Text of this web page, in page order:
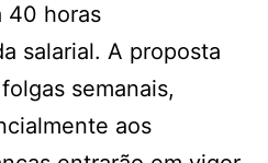
40 horas
salarial. A proposta
semanais,
aos